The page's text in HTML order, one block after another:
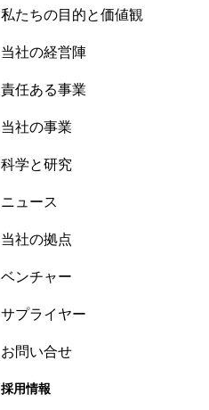
私たちの目的と価値観
当社の経営陣
責任ある事業
当社の事業
科学と研究
ニュース
当社の拠点
ベンチャー
サプライヤー
お問い合せ
採用情報